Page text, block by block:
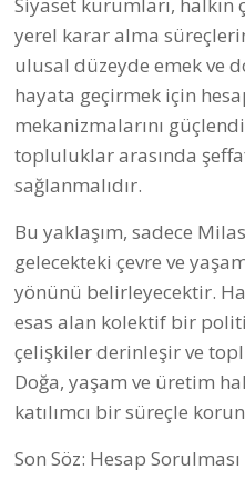
yerel karar alma
ulusal düzeyde emek ve
hayata geçirmek için
mekanizmalarını
topluluklar arasında
sağlanmalıdır.
Bu yaklaşım, sadece
gelecekteki çevre ve
yönünü belirleyecektir.
esas alan kolektif bir
çelişkiler derinleşir ve
Doğa, yaşam ve üretim
katılımcı bir süreçle
Son Söz: Hesap